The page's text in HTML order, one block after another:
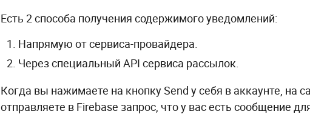
Есть 2 способа получения содержимого уведомлений:
Напрямую от сервиса-провайдера.
Через специальный API сервиса рассылок.
Когда вы нажимаете на кнопку Send у себя в аккаунте, на
отправляете в Firebase запрос, что у вас есть сообщение